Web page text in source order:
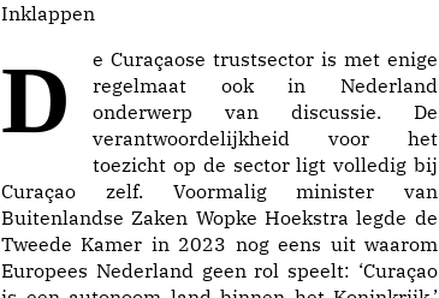
Inklappen
De Curaçaose trustsector is met enige
regelmaat ook in Nederland
onderwerp van discussie. De
verantwoordelijkheid voor het
toezicht op de sector ligt volledig bij
Curaçao zelf. Voormalig minister van
Buitenlandse Zaken Wopke Hoekstra legde de
Tweede Kamer in 2023 nog eens uit waarom
Europees Nederland geen rol speelt: ‘Curaçao